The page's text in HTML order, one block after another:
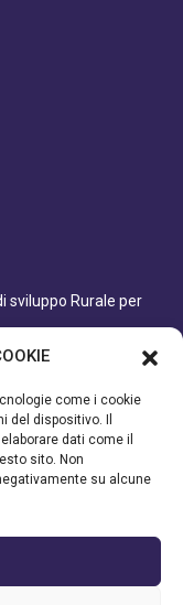
come i cookie
dispositivo. Il
dati come il
sito. Non
su alcune
sviluppo Rurale per
GAL Patavino
Veneto –
Rurale per il
GAL Patavino.